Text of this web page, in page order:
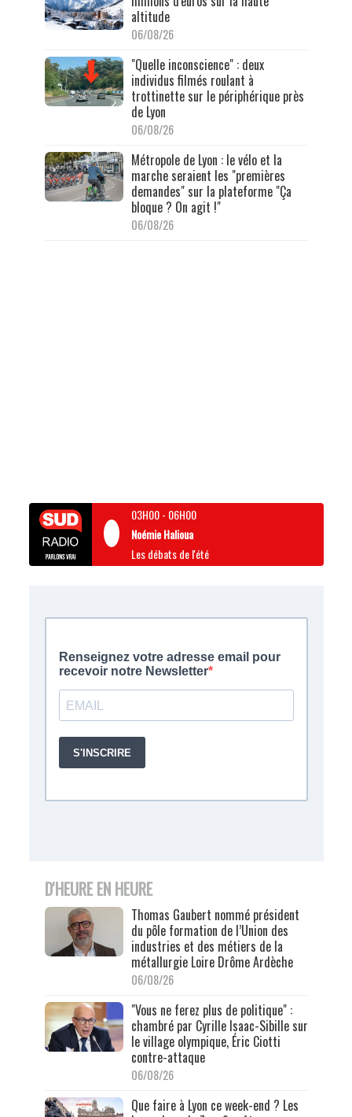
altitude
06/08/26
"Quelle inconscience" : deux
individus filmés roulant à
trottinette sur le périphérique près
de Lyon
06/08/26
Métropole de Lyon : le vélo et la
marche seraient les "premières
demandes" sur la plateforme "Ça
bloque ? On agit !"
06/08/26
03H00- 06H00
Noémie Halioua
Les débats de l'été
D'HEURE EN HEURE
Thomas Gaubert nommé président
du pôle formation de l’Union des
industries et des métiers de la
métallurgie Loire Drôme Ardèche
06/08/26
"Vous ne ferez plus de politique" :
chambré par Cyrille Isaac-Sibille sur
le village olympique, Éric Ciotti
contre-attaque
06/08/26
Que faire à Lyon ce week-end ? Les